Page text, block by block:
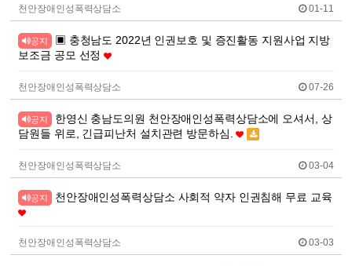
천안장애인성폭력상담소 01-11
공지
▣ 충청남도 2022년 인권보호 및 증진활동 지원사업 지방
보조금 공모 선정
천안장애인성폭력상담소 07-26
공지
한영신 충남도의원 천안장애인성폭력상담소에 오셔서, 상
담원들 위로, 긴급피난처 설치관련 방문하심.
천안장애인성폭력상담소 03-04
공지 천안장애인성폭력상담소 사회적 약자 인권침해 무료 교육
천안장애인성폭력상담소 03-03